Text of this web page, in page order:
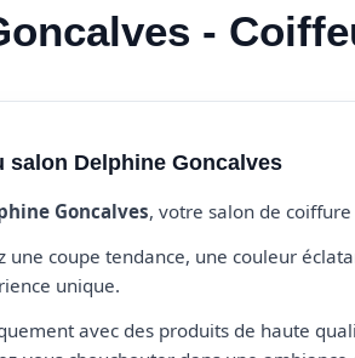
-
salon Delphine Goncalves
Goncalves, votre salon de
une coupe tendance, une couleur
unique.
avec des produits de haute